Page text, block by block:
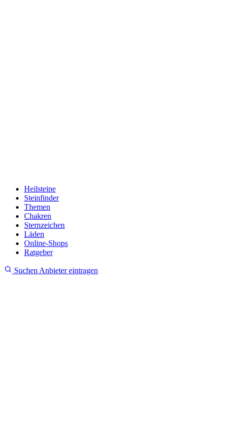
Heilsteine
Steinfinder
Themen
Chakren
Sternzeichen
Läden
Online-Shops
Ratgeber
Suchen Anbieter eintragen